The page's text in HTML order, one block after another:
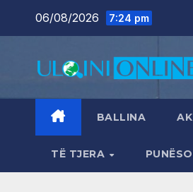
06/08/2026 7:24 pm
BALLINA
TË TJERA